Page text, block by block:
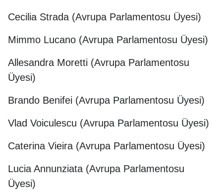
Cecilia Strada (Avrupa Parlamentosu Üyesi)
Mimmo Lucano (Avrupa Parlamentosu Üyesi)
Allesandra Moretti (Avrupa Parlamentosu
Üyesi)
Brando Benifei (Avrupa Parlamentosu Üyesi)
Vlad Voiculescu (Avrupa Parlamentosu Üyesi)
Caterina Vieira (Avrupa Parlamentosu Üyesi)
Lucia Annunziata (Avrupa Parlamentosu
Üyesi)